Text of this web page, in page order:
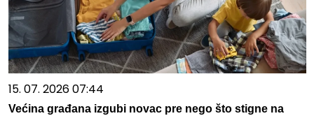
15. 07. 2026 07:44
Većina građana izgubi novac pre nego što stigne na